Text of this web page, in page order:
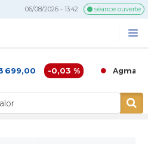
06/08/2026 - 13:42 séance ouverte
-0,03 % Agma 6